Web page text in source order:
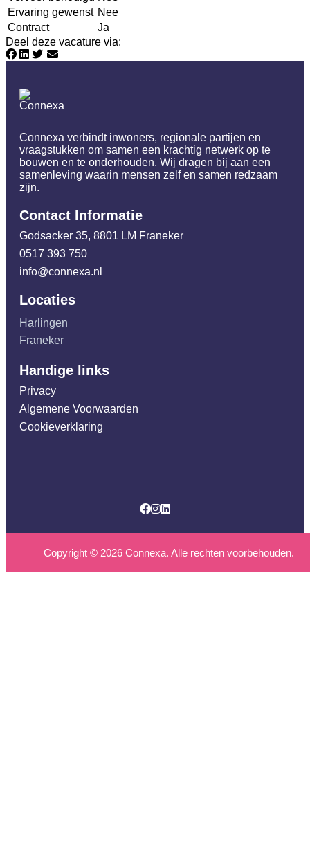
Ervaring gewenst Nee
Contract
Ja
Deel deze vacature via:
Connexa verbindt inwoners, regionale partijen en
vraagstukken om samen een krachtig netwerk op te
bouwen en te onderhouden. Wij dragen bij aan een
samenleving waarin mensen zelf en samen redzaam
zijn.
Contact Informatie
Godsacker 35, 8801 LM Franeker
0517 393 750
info@connexa.nl
Locaties
Harlingen
Franeker
Handige links
Privacy
Algemene Voorwaarden
Cookieverklaring
Facebook
Instagram
LinkedIn
Copyright © 2026 Connexa. Alle rechten voorbehouden.